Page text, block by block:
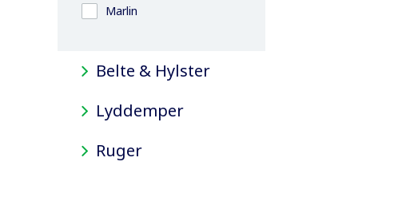
Marlin
Belte & Hylster
Lyddemper
Ruger